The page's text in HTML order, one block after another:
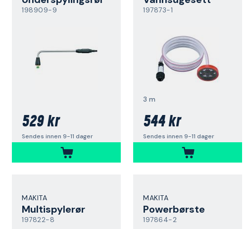
198909-9
529 kr
Sendes innen 9-11 dager
197873-1
3 m
544 kr
Sendes innen 9-11 dager
MAKITA
Multispylerør
197822-8
MAKITA
Powerbørste
197864-2